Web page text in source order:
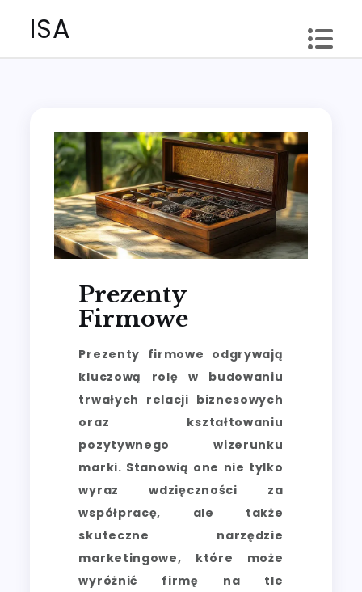
ISA
Prezenty
Firmowe
Prezenty firmowe odgrywają
kluczową rolę w budowaniu
trwałych relacji biznesowych
oraz kształtowaniu
pozytywnego wizerunku
marki. Stanowią one nie tylko
wyraz wdzięczności za
współpracę, ale także
skuteczne narzędzie
marketingowe, które może
wyróżnić firmę na tle